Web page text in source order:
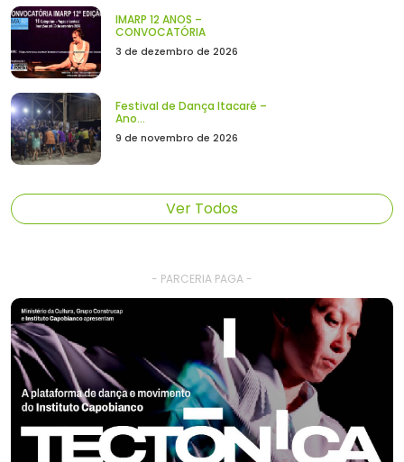
IMARP 12 ANOS –
CONVOCATÓRIA
3 de dezembro de 2026
Festival de Dança Itacaré –
Ano...
9 de novembro de 2026
Ver Todos
- PARCERIA PAGA -